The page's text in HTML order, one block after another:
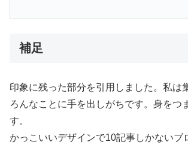
補足
印象に残った部分を引用しました。私は
ろんなことに手を出しがちです。身をつ
す。
かっこいいデザインで10記事しかないブ